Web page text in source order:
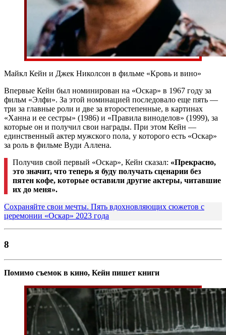
Майкл Кейн и Джек Николсон в фильме «Кровь и вино»
Впервые Кейн был номинирован на «Оскар» в 1967 году за
фильм «Элфи». За этой номинацией последовало еще пять —
три за главные роли и две за второстепенные, в картинах
«Ханна и ее сестры» (1986) и «Правила виноделов» (1999), за
которые он и получил свои награды. При этом Кейн —
единственный актер мужского пола, у которого есть «Оскар»
за роль в фильме Вуди Аллена.
Получив свой первый «Оскар», Кейн сказал: «Прекрасно,
это значит, что теперь я буду получать сценарии без
пятен кофе, которые оставили другие актеры, читавшие
их до меня».
Сохраняйте свои мечты. Пять вдохновляющих сюжетов с
церемонии «Оскар» 2023 года
8
Помимо съемок в кино, Кейн пишет книги